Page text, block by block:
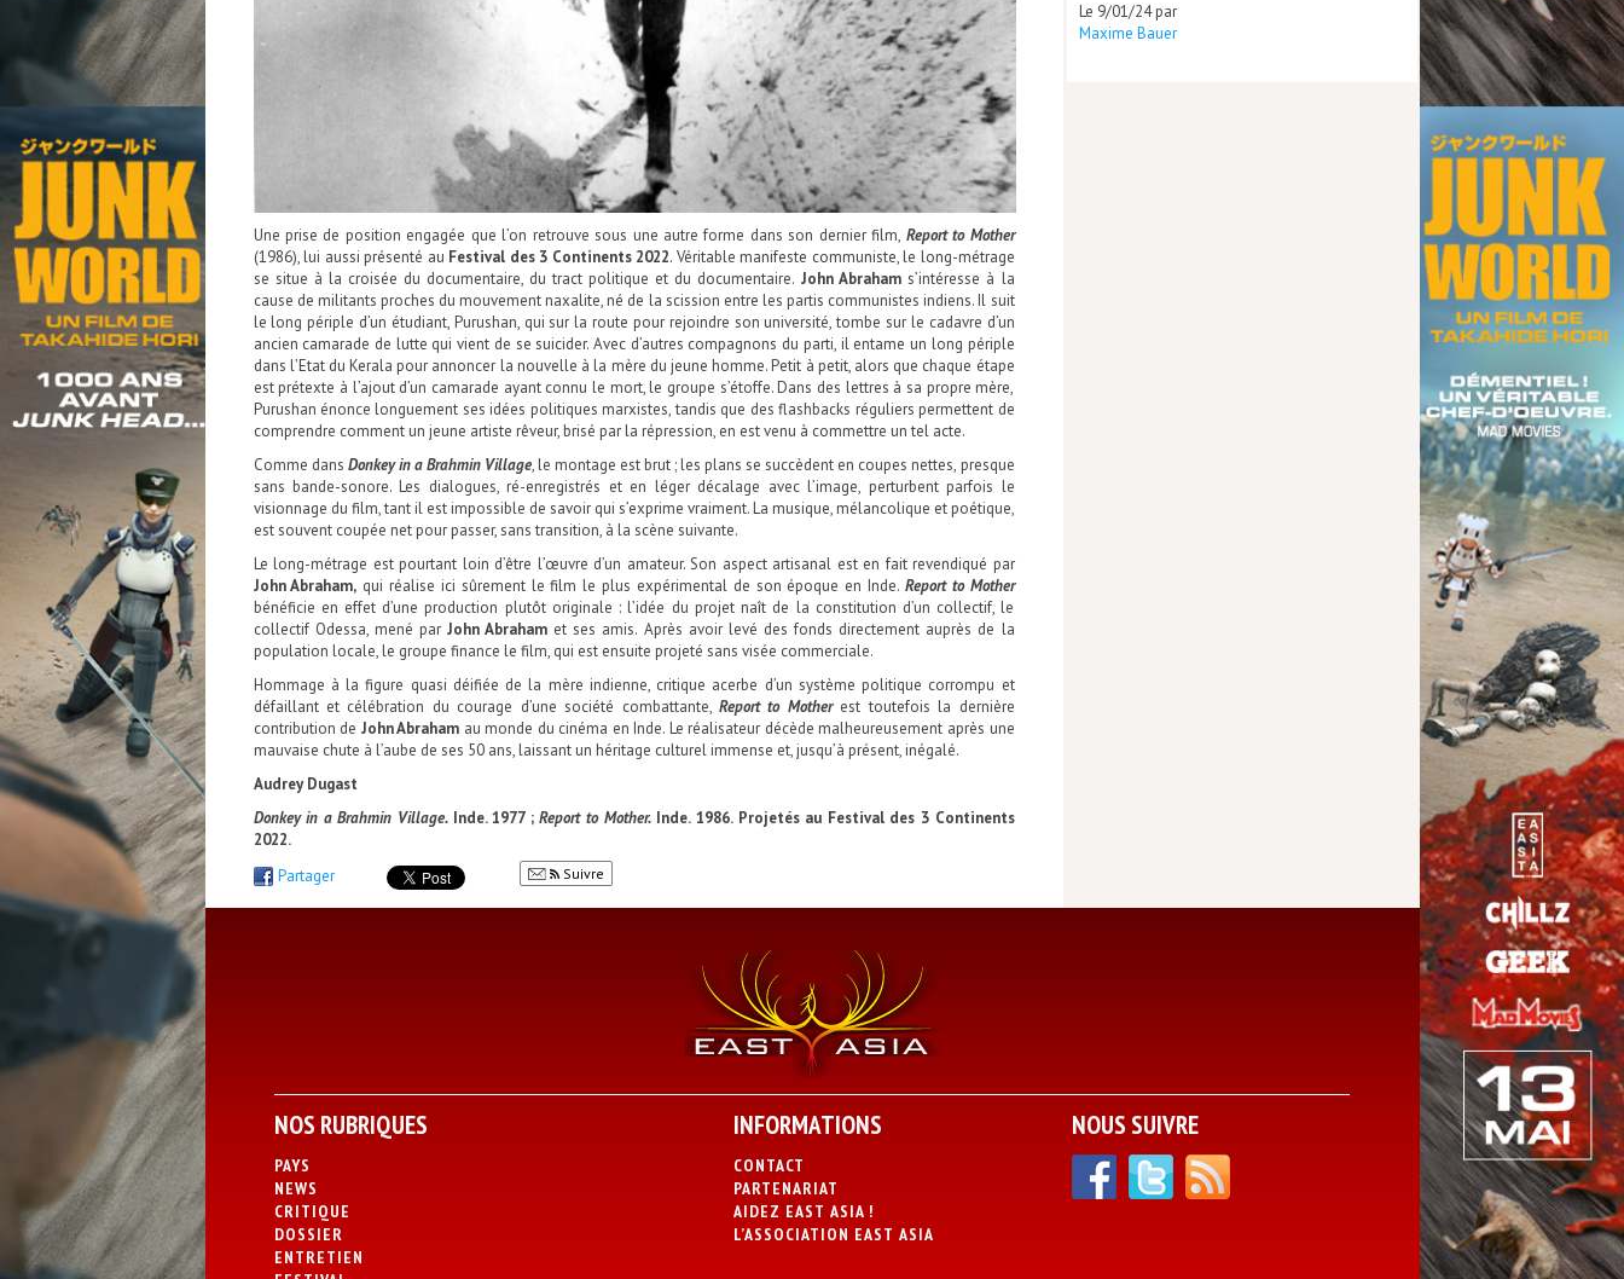
Une prise de position engagée que l’on retrouve sous une autre forme dans son dernier film, Report to Mother
(1986), lui aussi présenté au Festival des 3 Continents 2022. Véritable manifeste communiste, le long-métrage
se situe à la croisée du documentaire, du tract politique et du documentaire. John Abraham s’intéresse à la
cause de militants proches du mouvement naxalite, né de la scission entre les partis communistes indiens. Il suit
le long périple d’un étudiant, Purushan, qui sur la route pour rejoindre son université, tombe sur le cadavre d’un
ancien camarade de lutte qui vient de se suicider. Avec d’autres compagnons du parti, il entame un long périple
dans l’Etat du Kerala pour annoncer la nouvelle à la mère du jeune homme. Petit à petit, alors que chaque étape
est prétexte à l’ajout d’un camarade ayant connu le mort, le groupe s’étoffe. Dans des lettres à sa propre mère,
Purushan énonce longuement ses idées politiques marxistes, tandis que des flashbacks réguliers permettent de
comprendre comment un jeune artiste rêveur, brisé par la répression, en est venu à commettre un tel acte.
Comme dans Donkey in a Brahmin Village, le montage est brut ; les plans se succèdent en coupes nettes, presque
sans bande-sonore. Les dialogues, ré-enregistrés et en léger décalage avec l’image, perturbent parfois le
visionnage du film, tant il est impossible de savoir qui s’exprime vraiment. La musique, mélancolique et poétique,
est souvent coupée net pour passer, sans transition, à la scène suivante.
Le long-métrage est pourtant loin d’être l’œuvre d’un amateur. Son aspect artisanal est en fait revendiqué par
John Abraham, qui réalise ici sûrement le film le plus expérimental de son époque en Inde. Report to Mother
bénéficie en effet d’une production plutôt originale : l’idée du projet naît de la constitution d’un collectif, le
collectif Odessa, mené par John Abraham et ses amis. Après avoir levé des fonds directement auprès de la
population locale, le groupe finance le film, qui est ensuite projeté sans visée commerciale.
Hommage à la figure quasi déifiée de la mère indienne, critique acerbe d’un système politique corrompu et
défaillant et célébration du courage d’une société combattante, Report to Motherest toutefois la dernière
contribution de John Abraham au monde du cinéma en Inde. Le réalisateur décède malheureusement après une
mauvaise chute à l’aube de ses 50 ans, laissant un héritage culturel immense et, jusqu’à présent, inégalé.
Audrey Dugast
Donkey in a Brahmin Village. Inde.1977 ;Report to Mother.Inde. 1986. Projetés au Festival des 3 Continents
2022.
Partager
Suivre
Le 9/01/24 par
Maxime Bauer
NOS RUBRIQUES
PAYS
NEWS
CRITIQUE
DOSSIER
ENTRETIEN
INFORMATIONS
CONTACT
PARTENARIAT
AIDEZ EAST ASIA !
L’ASSOCIATION EAST ASIA
NOUS SUIVRE